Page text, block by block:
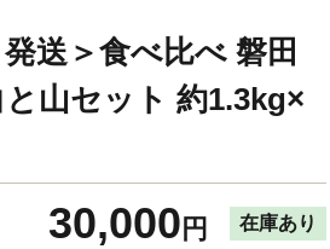
送＞食べ比べ 磐田
山セット 約1.3kg×
30,000 円 在庫あり